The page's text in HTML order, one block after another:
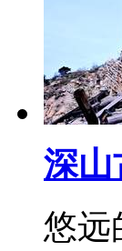
深山
悠远